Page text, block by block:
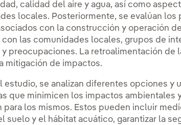
calidad del aire y agua, así como
locales. Posteriormente, se evalúan
con la construcción y operación
las comunidades locales, grupos de
y preocupaciones. La retroalimentación
mitigación de impactos.
estudio, se analizan diferentes opciones y
que minimicen los impactos ambientales
para los mismos. Estos pueden incluir
suelo y el hábitat acuático, garantizar la